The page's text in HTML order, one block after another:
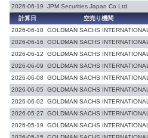
2026-06-19
JPM Securities Japan Co Ltd.
計算日
空売り機関
2026-06-18
GOLDMAN SACHS INTERNATIONAL
2026-06-16
GOLDMAN SACHS INTERNATIONAL
2026-06-12
GOLDMAN SACHS INTERNATIONAL
2026-06-09
GOLDMAN SACHS INTERNATIONAL
2026-06-08
GOLDMAN SACHS INTERNATIONAL
2026-06-05
GOLDMAN SACHS INTERNATIONAL
2026-06-02
GOLDMAN SACHS INTERNATIONAL
2026-05-27
GOLDMAN SACHS INTERNATIONAL
2026-05-19
GOLDMAN SACHS INTERNATIONAL